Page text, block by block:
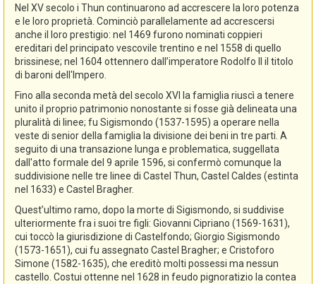
Nel XV secolo i Thun continuarono ad accrescere la loro potenza
e le loro proprietà. Cominciò parallelamente ad accrescersi
anche il loro prestigio: nel 1469 furono nominati coppieri
ereditari del principato vescovile trentino e nel 1558 di quello
brissinese; nel 1604 ottennero dall’imperatore Rodolfo II il titolo
di baroni dell'Impero.
Fino alla seconda metà del secolo XVI la famiglia riuscì a tenere
unito il proprio patrimonio nonostante si fosse già delineata una
pluralità di linee; fu Sigismondo (1537-1595) a operare nella
veste di senior della famiglia la divisione dei beni in tre parti. A
seguito di una transazione lunga e problematica, suggellata
dall'atto formale del 9 aprile 1596, si confermò comunque la
suddivisione nelle tre linee di Castel Thun, Castel Caldes (estinta
nel 1633) e Castel Bragher.
Quest’ultimo ramo, dopo la morte di Sigismondo, si suddivise
ulteriormente fra i suoi tre figli: Giovanni Cipriano (1569-1631),
cui toccò la giurisdizione di Castelfondo; Giorgio Sigismondo
(1573-1651), cui fu assegnato Castel Bragher; e Cristoforo
Simone (1582-1635), che ereditò molti possessi ma nessun
castello. Costui ottenne nel 1628 in feudo pignoratizio la contea